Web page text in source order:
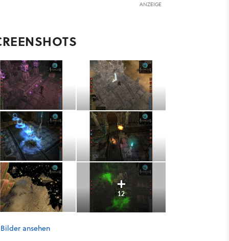
ANZEIGE
12
ansehen